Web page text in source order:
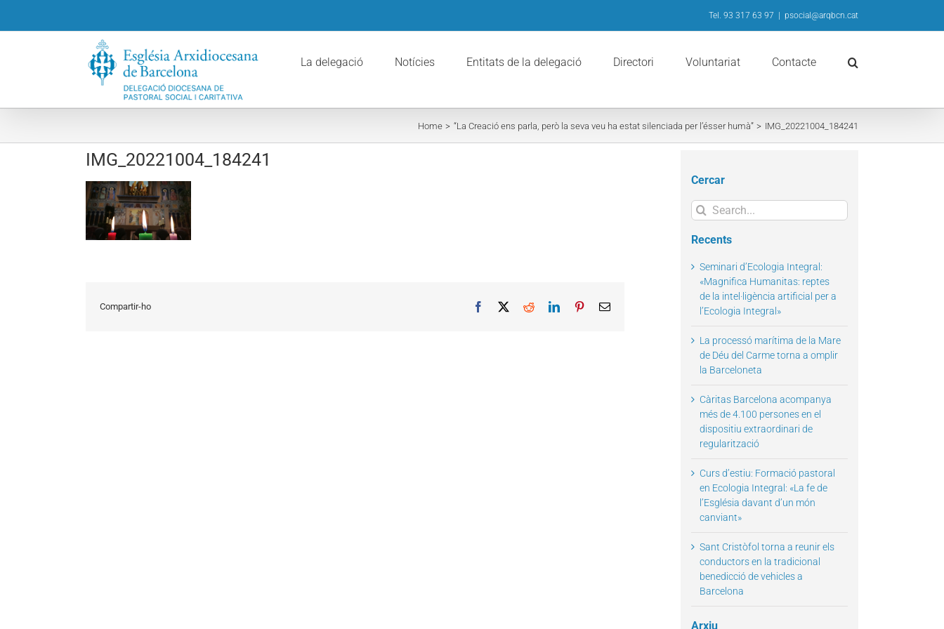
Tel. 93 317 63 97 psocial@arqbcn.cat
La delegació Notícies Entitats de la delegació Directori Voluntariat Contacte
Home “La Creació ens parla, però la seva veu ha estat silenciada per l’ésser humà” IMG_20221004_184241
IMG_20221004_184241
Compartir-ho Facebook RedditLinkedInPinterestEmail
Cercar
Search
for:
Recents
Seminari d’Ecologia Integral:
«Magnifica Humanitas: reptes
de la intel·ligència artificial per a
l’Ecologia Integral»
La processó marítima de la Mare
de Déu del Carme torna a omplir
la Barceloneta
Càritas Barcelona acompanya
més de 4.100 persones en el
dispositiu extraordinari de
regularització
Curs d’estiu: Formació pastoral
en Ecologia Integral: «La fe de
l’Església davant d’un món
canviant»
Sant Cristòfol torna a reunir els
conductors en la tradicional
benedicció de vehicles a
Barcelona
Arxiu